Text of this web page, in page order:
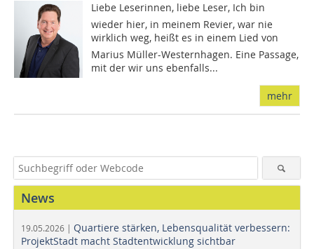
Liebe Leserinnen, liebe Leser, Ich bin
wieder hier, in meinem Revier, war nie
wirklich weg, heißt es in einem Lied von
Marius Müller-Westernhagen. Eine Passage,
mit der wir uns ebenfalls...
mehr
News
19.05.2026 | Quartiere stärken, Lebensqualität verbessern:
ProjektStadt macht Stadtentwicklung sichtbar